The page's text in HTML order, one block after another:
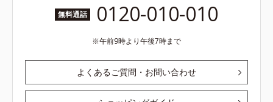
無料通話 0120-010-010
午前9時より午後7時まで
よくあるご質問・お問い合わせ